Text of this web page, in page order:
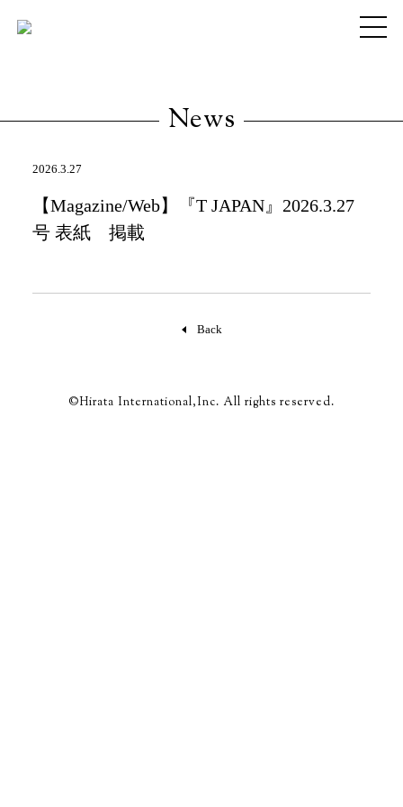
Contact
News
2026.3.27
【Magazine/Web】『T JAPAN』2026.3.27
号 表紙 掲載
Back
©Hirata International,Inc. All rights reserved.